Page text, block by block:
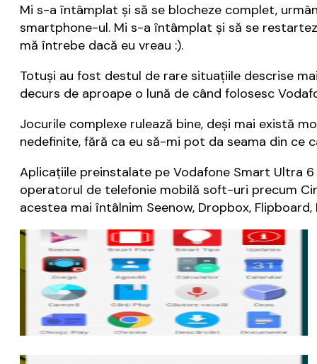
Mi s-a întâmplat și să se blocheze complet,
smartphone-ul. Mi s-a întâmplat și să se
mă întrebe dacă eu vreau :).
Totuși au fost destul de rare situațiile descrise
decurs de aproape o lună de când folosesc
Jocurile complexe rulează bine, deși mai există
nedefinite, fără ca eu să-mi pot da seama din ce
Aplicațiile preinstalate pe Vodafone Smart Ultra
operatorul de telefonie mobilă soft-uri precum
acestea mai întâlnim Seenow, Dropbox,